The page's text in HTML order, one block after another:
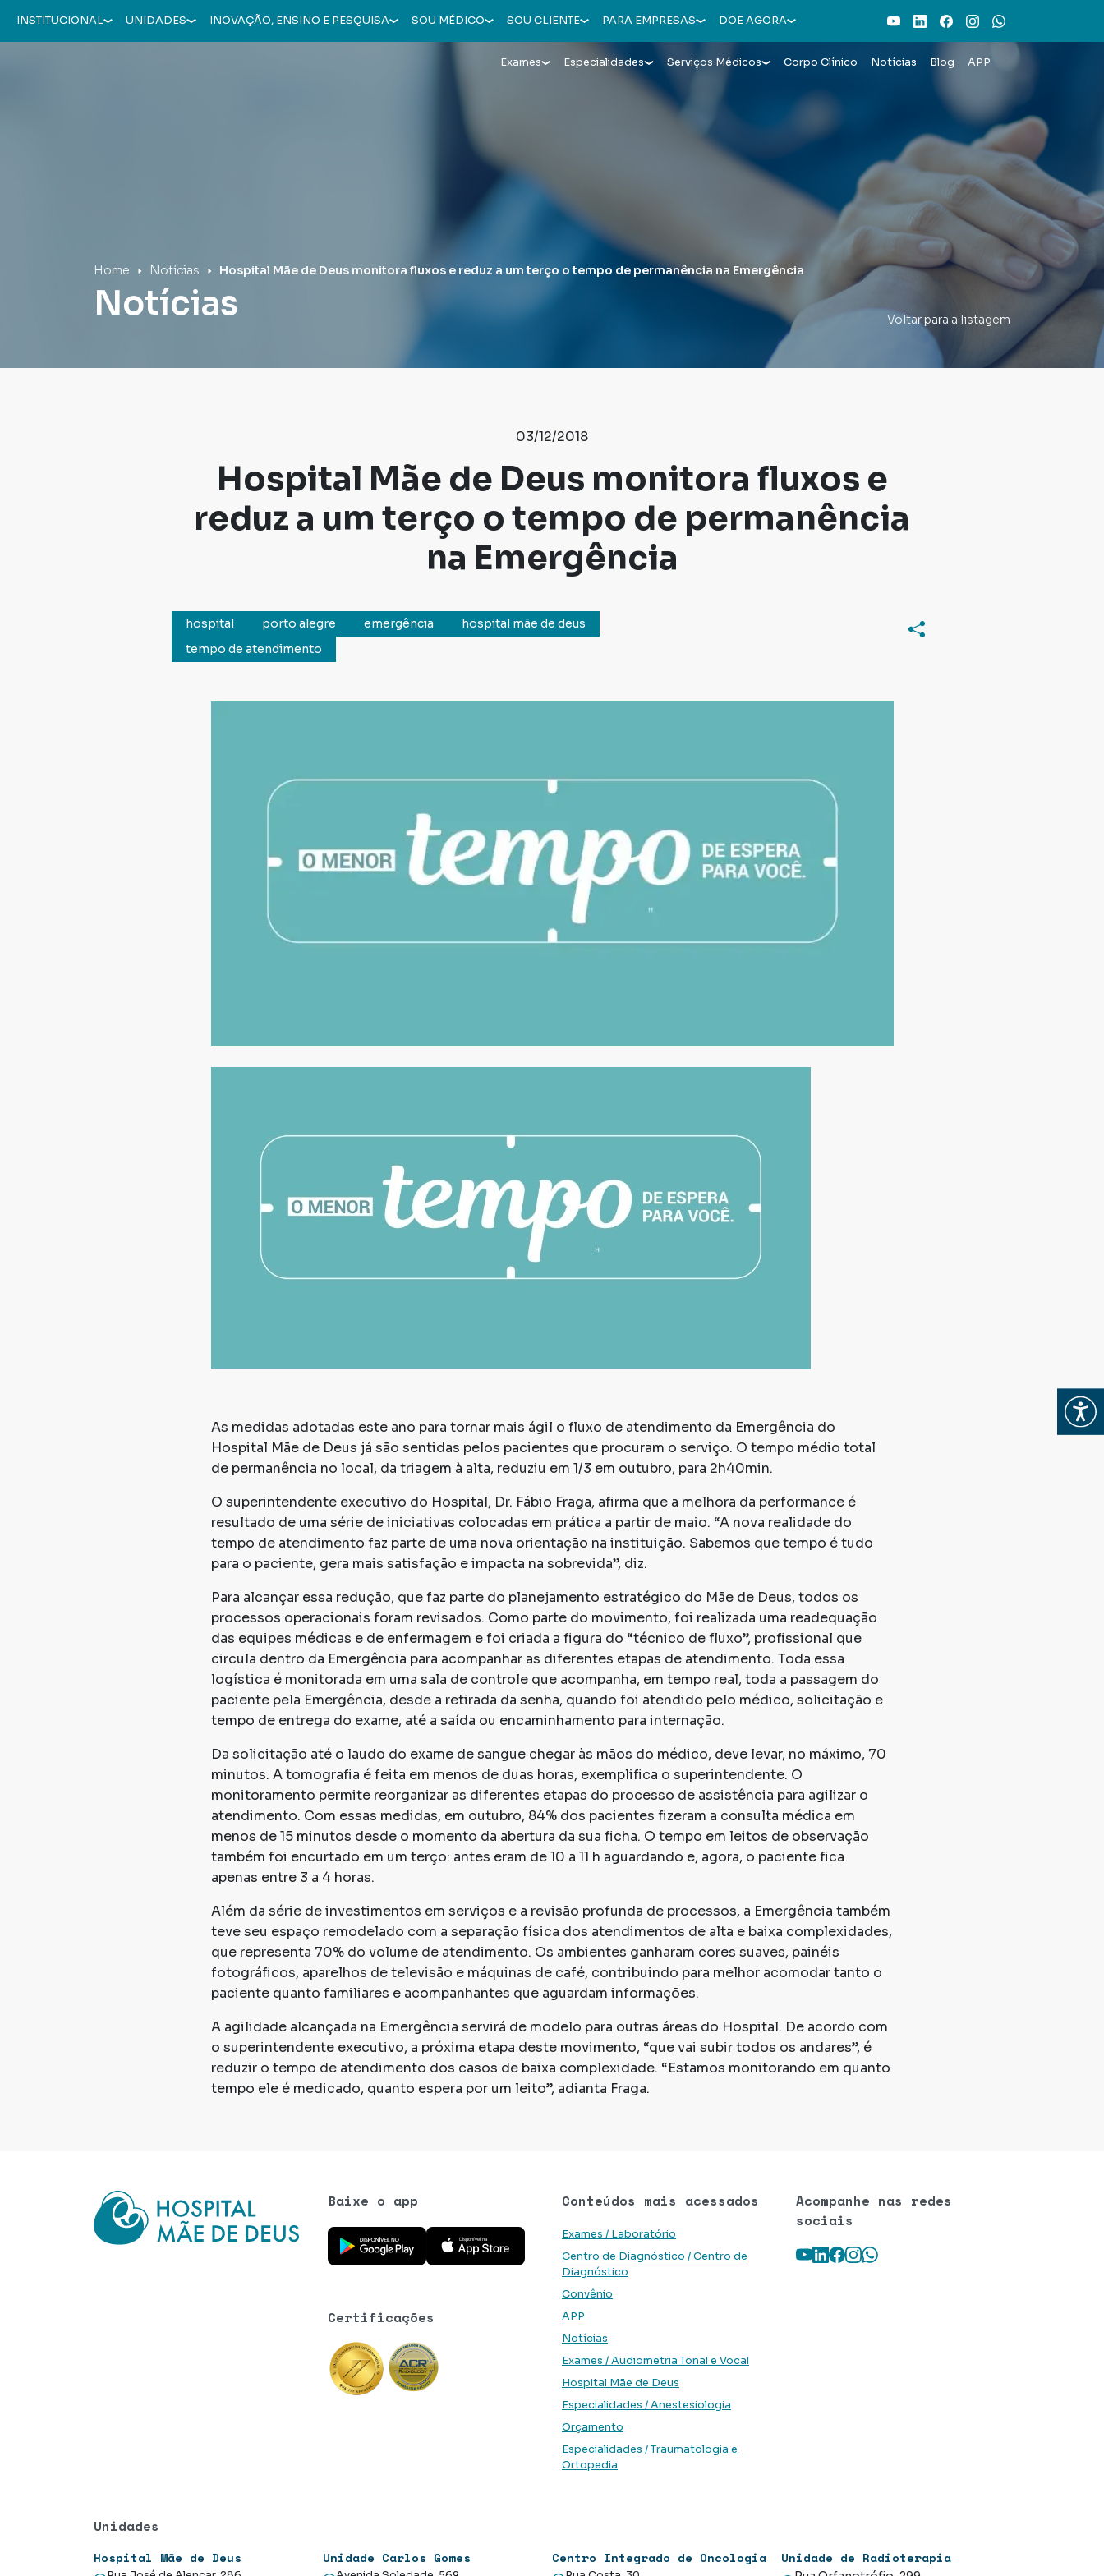
Abrir
INSTITUCIONAL UNIDADES INOVAÇÃO, ENSINO E PESQUISA SOU MÉDICO SOU CLIENTE PARA EMPRESAS DOE AGORA YoutubeLinkedInFacebook
InstagramWhatsApp
Exames Especialidades Serviços Médicos Corpo Clínico Notícias Blog APP
Home Notícias Hospital Mãe de Deus monitora fluxos e reduz a um terço o tempo de permanência na Emergência
Notícias Voltar para a listagem
03/12/2018
Hospital Mãe de Deus monitora fluxos e
reduz a um terço o tempo de permanência
na Emergência
hospital porto alegre emergência
hospital mãe de deus
tempo de atendimento
As medidas adotadas este ano para tornar mais ágil o fluxo de atendimento da Emergência do
Hospital Mãe de Deus já são sentidas pelos pacientes que procuram o serviço. O tempo médio total
de permanência no local, da triagem à alta, reduziu em 1/3 em outubro, para 2h40min.
O superintendente executivo do Hospital, Dr. Fábio Fraga, afirma que a melhora da performance é
resultado de uma série de iniciativas colocadas em prática a partir de maio. “A nova realidade do
tempo de atendimento faz parte de uma nova orientação na instituição. Sabemos que tempo é tudo
para o paciente, gera mais satisfação e impacta na sobrevida”, diz.
Para alcançar essa redução, que faz parte do planejamento estratégico do Mãe de Deus, todos os
processos operacionais foram revisados. Como parte do movimento, foi realizada uma readequação
das equipes médicas e de enfermagem e foi criada a figura do “técnico de fluxo”, profissional que
circula dentro da Emergência para acompanhar as diferentes etapas de atendimento. Toda essa
logística é monitorada em uma sala de controle que acompanha, em tempo real, toda a passagem do
paciente pela Emergência, desde a retirada da senha, quando foi atendido pelo médico, solicitação e
tempo de entrega do exame, até a saída ou encaminhamento para internação.
Da solicitação até o laudo do exame de sangue chegar às mãos do médico, deve levar, no máximo, 70
minutos. A tomografia é feita em menos de duas horas, exemplifica o superintendente. O
monitoramento permite reorganizar as diferentes etapas do processo de assistência para agilizar o
atendimento. Com essas medidas, em outubro, 84% dos pacientes fizeram a consulta médica em
menos de 15 minutos desde o momento da abertura da sua ficha. O tempo em leitos de observação
também foi encurtado em um terço: antes eram de 10 a 11 h aguardando e, agora, o paciente fica
apenas entre 3 a 4 horas.
Além da série de investimentos em serviços e a revisão profunda de processos, a Emergência também
teve seu espaço remodelado com a separação física dos atendimentos de alta e baixa complexidades,
que representa 70% do volume de atendimento. Os ambientes ganharam cores suaves, painéis
fotográficos, aparelhos de televisão e máquinas de café, contribuindo para melhor acomodar tanto o
paciente quanto familiares e acompanhantes que aguardam informações.
A agilidade alcançada na Emergência servirá de modelo para outras áreas do Hospital. De acordo com
o superintendente executivo, a próxima etapa deste movimento, “que vai subir todos os andares”, é
reduzir o tempo de atendimento dos casos de baixa complexidade. “Estamos monitorando em quanto
tempo ele é medicado, quanto espera por um leito”, adianta Fraga.
Conteúdos mais acessados
Exames / Laboratório
Centro de Diagnóstico / Centro de
Diagnóstico
Convênio
APP
Notícias
Exames / Audiometria Tonal e Vocal
Hospital Mãe de Deus
Especialidades / Anestesiologia
Orçamento
Especialidades / Traumatologia e
Ortopedia
Baixe o app
Baixe o aplicativo na Google Play Store
Baixe o aplicativo na App Store
Certificações
Acompanhe nas redes
sociais
Youtube
LinkedIn
Facebook
Instagram
WhatsApp
Unidades
Hospital Mãe de Deus Unidade Carlos Gomes Centro Integrado de Oncologia Unidade de Radioterapia